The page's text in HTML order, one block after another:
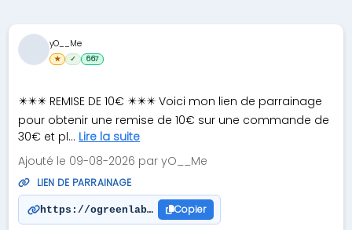
✴️✴️✴️ REMISE DE 10€ ✴️✴️✴️ Voici mon lien de parrainage
pour obtenir une remise de 10€ sur une commande de
30€ et pl... Lire la suite
Ajouté le 09-08-2026 par yO__Me
LIEN DE PARRAINAGE
https://ogreenlab.fr/mon-Copier
yO__Me
★ ✓ 667